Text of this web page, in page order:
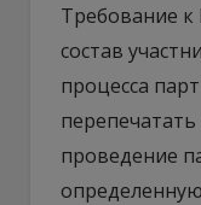
Требование
состав
процесса
проведение